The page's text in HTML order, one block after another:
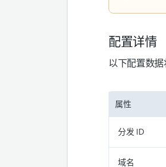
配置详情
以下配置数
属性
分发 ID
域名